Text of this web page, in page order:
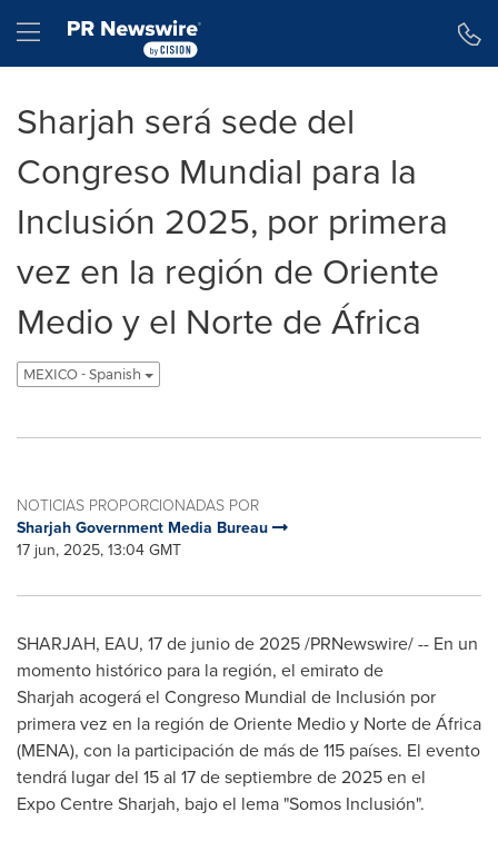
Hamburger menu
Sharjah será sede del
Congreso Mundial para la
Inclusión 2025, por primera
vez en la región de Oriente
Medio y el Norte de África
MEXICO - Spanish
NOTICIAS PROPORCIONADAS POR
Sharjah Government Media Bureau
17 jun, 2025, 13:04 GMT
SHARJAH, EAU, 17 de junio de 2025/PRNewswire/ -- En un
momento histórico para la región, el emirato de
Sharjah acogerá el Congreso Mundial de Inclusión por
primera vez en la región deOriente Medioy Norte deÁfrica
(MENA), con la participación de más de 115 países. El evento
tendrá lugar del 15 al 17 de septiembre de 2025 en el
Expo Centre Sharjah, bajo el lema "Somos Inclusión".